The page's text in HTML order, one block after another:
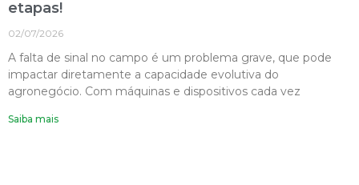
etapas!
02/07/2026
A falta de sinal no campo é um problema grave, que pode
impactar diretamente a capacidade evolutiva do
agronegócio. Com máquinas e dispositivos cada vez
Saiba mais